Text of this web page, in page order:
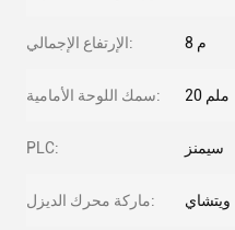
الإرتفاع الإجمالي: 8 م
سمك اللوحة الأمامية: 20 ملم
PLC: سيمنز
ماركة محرك الديزل: ويتشاي